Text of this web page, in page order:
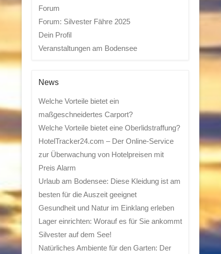
Forum
Forum: Silvester Fähre 2025
Dein Profil
Veranstaltungen am Bodensee
News
Welche Vorteile bietet ein
maßgeschneidertes Carport?
Welche Vorteile bietet eine Oberlidstraffung?
HotelTracker24.com – Der Online-Service
zur Überwachung von Hotelpreisen mit
Preis Alarm
Urlaub am Bodensee: Diese Kleidung ist am
besten für die Auszeit geeignet
Gesundheit und Natur im Einklang erleben
Lager einrichten: Worauf es für Sie ankommt
Silvester auf dem See!
Natürliches Ambiente für den Garten: Der